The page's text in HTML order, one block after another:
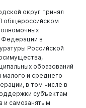
округ принял
общероссийском
Федерации в
Российской
образований
малого и среднего
в том числе в
субъектам
и самозанятым